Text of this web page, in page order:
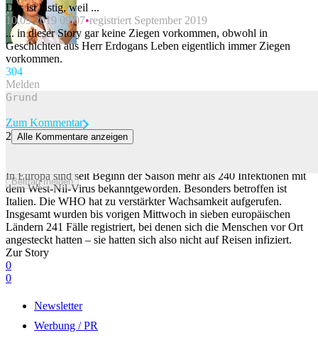
Das ist lustig, weil ...
10.09.2019 09:07 registriert September 2019
... in dieser Story gar keine Ziegen vorkommen, obwohl in
Geschichten aus Herr Erdogans Leben eigentlich immer Ziegen
vorkommen.
304
Melden
Beitrag melden
Zum Kommentar
2 Alle Kommentare anzeigen
In Europa sind seit Beginn der Saison mehr als 240 Infektionen mit
dem West-Nil-Virus bekanntgeworden. Besonders betroffen ist
Italien. Die WHO hat zu verstärkter Wachsamkeit aufgerufen.
Insgesamt wurden bis vorigen Mittwoch in sieben europäischen
Ländern 241 Fälle registriert, bei denen sich die Menschen vor Ort
angesteckt hatten – sie hatten sich also nicht auf Reisen infiziert.
Zur Story
0
0
Newsletter
Werbung / PR